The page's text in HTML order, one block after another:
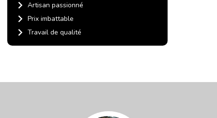
Artisan passionné
Prix imbattable
Travail de qualité